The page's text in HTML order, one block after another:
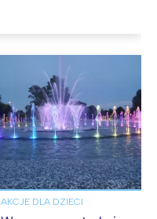
AKCJE DLA DZIECI